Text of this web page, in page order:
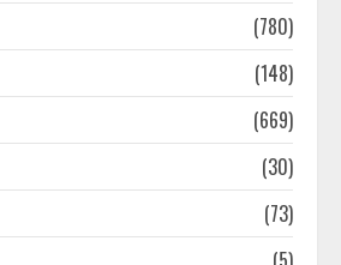
(780)
(148)
(669)
(30)
(73)
कांवड़ यात्रा का आखिरी दिन, बारिश के
August 10, 2026